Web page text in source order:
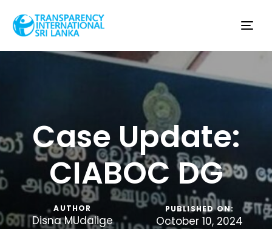
Case Update:
CIABOC DG
AUTHOR
Disna MUdalige
PUBLISHED ON:
October 10, 2024